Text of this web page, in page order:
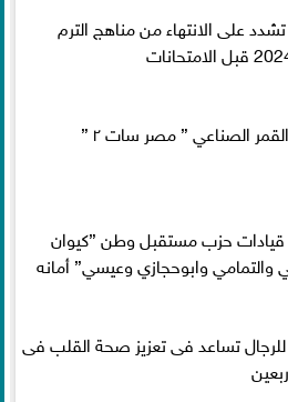
تشدد على الانتهاء من مناهج الترم
الصناعي ” مصر سات ٢ ”
حزب مستقبل وطن ”كيوان
وابوحجازي وعيسي” أمانه
تساعد فى تعزيز صحة القلب فى